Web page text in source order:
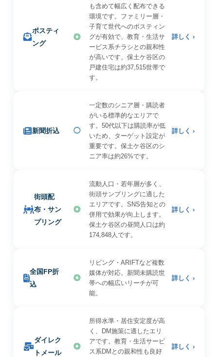
ポスティ
ング
◎
も含めて幅広く配布できる
環境です。ファミリー層・
子育て世代へのポスティン
グが有効で、教育・生活サ
ービス系チラシとの親和性
が高いです。保土ケ谷区の
戸建住宅は約37,515世帯で
す。
詳しく ›
新聞折込 ◯
一定数のシニア層・購読者
がいる標準的なエリアで
す。50代以下は購読率が低
いため、ターゲット設定が
重要です。保土ケ谷区のシ
ニア率は約26%です。
詳しく ›
街頭配
布・サン
プリング
◎
流動人口・若年層が多く、
街頭サンプリングに適した
エリアです。SNS告知との
併用で効果が向上します。
保土ケ谷区の昼間人口は約
174,848人です。
詳しく ›
全国FP折
込
◎
リビング・ARIFTなど複数
媒体が対応。新聞未購読世
帯への幅広いリーチが可
能。
詳しく ›
ダイレク
トメール
◎
所得水準・居住安定度が高
く、DM施策に適したエリ
アです。教育・生活サービ
ス系DMとの親和性も良好
詳しく ›